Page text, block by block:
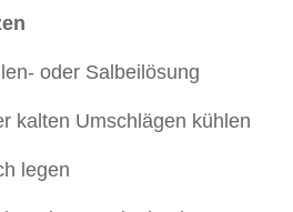
oder Salbeilösung
kalten Umschlägen kühlen
legen